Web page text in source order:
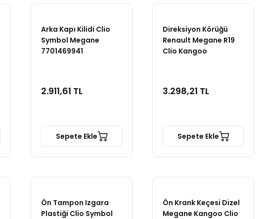
Arka Kapı Kilidi Clio
Symbol Megane
7701469941
2.911,61 TL
Sepete Ekle
Direksiyon Körüğü
Renault Megane R19
Clio Kangoo
3.298,21 TL
Sepete Ekle
Ön Tampon Izgara
Plastiği Clio Symbol
Ön Krank Keçesi Dizel
Megane Kangoo Clio